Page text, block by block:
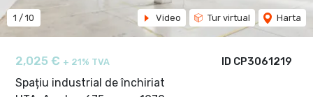
ID CP3061219
2,025 € + 21% TVA
Spațiu industrial de închiriat
1 / 10 Video Tur virtual Harta